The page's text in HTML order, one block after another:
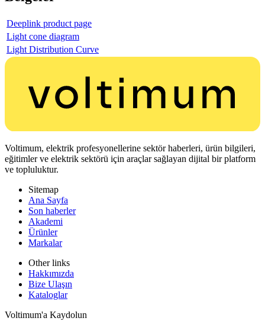
Deeplink product page
Light cone diagram
Light Distribution Curve
Voltimum, elektrik profesyonellerine sektör haberleri, ürün bilgileri,
eğitimler ve elektrik sektörü için araçlar sağlayan dijital bir platform
ve topluluktur.
Sitemap
Ana Sayfa
Son haberler
Akademi
Ürünler
Markalar
Other links
Hakkımızda
Bize Ulaşın
Kataloglar
Voltimum'a Kaydolun